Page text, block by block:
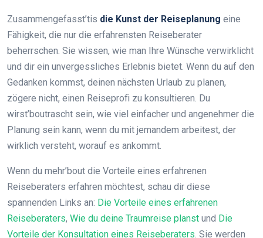
Zusammengefasst’tis die Kunst der Reiseplanung eine
Fähigkeit, die nur die erfahrensten Reiseberater
beherrschen. Sie wissen, wie man Ihre Wünsche verwirklicht
und dir ein unvergessliches Erlebnis bietet. Wenn du auf den
Gedanken kommst, deinen nächsten Urlaub zu planen,
zögere nicht, einen Reiseprofi zu konsultieren. Du
wirst’boutrascht sein, wie viel einfacher und angenehmer die
Planung sein kann, wenn du mit jemandem arbeitest, der
wirklich versteht, worauf es ankommt.
Wenn du mehr’bout die Vorteile eines erfahrenen
Reiseberaters erfahren möchtest, schau dir diese
spannenden Links an: Die Vorteile eines erfahrenen
Reiseberaters, Wie du deine Traumreise planst und Die
Vorteile der Konsultation eines Reiseberaters. Sie werden